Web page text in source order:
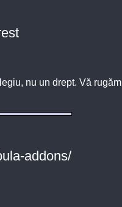
nu un drept. Vă rugăm
addons/